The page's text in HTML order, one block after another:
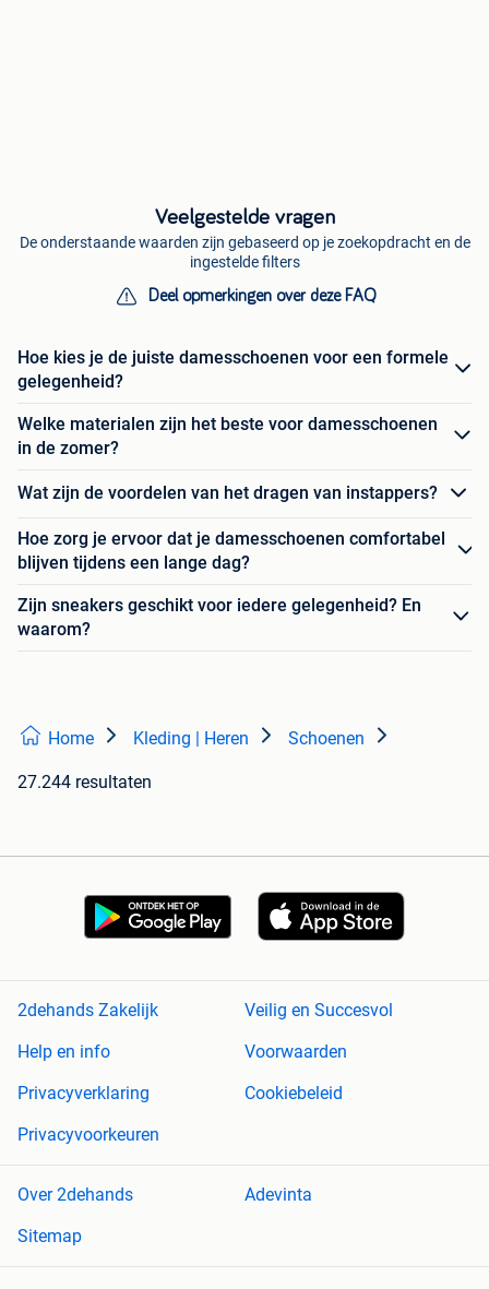
Veelgestelde vragen
De onderstaande waarden zijn gebaseerd op je zoekopdracht en de
ingestelde filters
Deel opmerkingen over deze FAQ
Hoe kies je de juiste damesschoenen voor een formele
gelegenheid?
Welke materialen zijn het beste voor damesschoenen
in de zomer?
Wat zijn de voordelen van het dragen van instappers?
Hoe zorg je ervoor dat je damesschoenen comfortabel
blijven tijdens een lange dag?
Zijn sneakers geschikt voor iedere gelegenheid? En
waarom?
Home Kleding | Heren Schoenen
27.244 resultaten
2dehands Zakelijk
Veilig en Succesvol
Help en info
Voorwaarden
Privacyverklaring
Cookiebeleid
Privacyvoorkeuren
Over 2dehands
Adevinta
Sitemap